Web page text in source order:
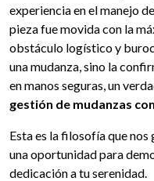
experiencia en el manejo
pieza fue movida con la
obstáculo logístico y
una mudanza, sino la
en manos seguras, un
gestión de mudanzas
Esta es la filosofía que
una oportunidad para
dedicación a tu serenidad.